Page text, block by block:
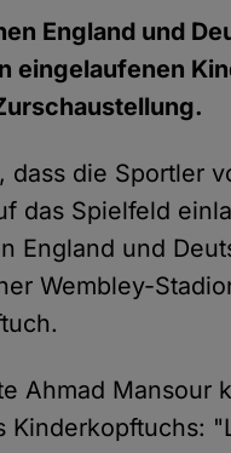
England und
eingelaufenen
dass die Sportler
das Spielfeld
England und
Wembley-
Ahmad Mansour
Kinderkopftuchs: